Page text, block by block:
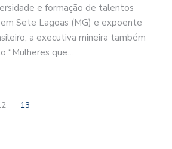
e formação de talentos
Sete Lagoas (MG) e expoente
a executiva mineira também
“Mulheres que…
13